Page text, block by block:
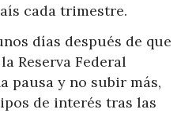
cada trimestre.
días después de que
Reserva Federal
pausa y no subir más,
de interés tras las